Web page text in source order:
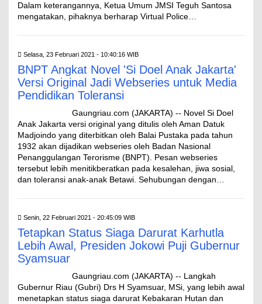
Dalam keterangannya, Ketua Umum JMSI Teguh Santosa
mengatakan, pihaknya berharap Virtual Police…
Selasa, 23 Februari 2021 - 10:40:16 WIB
BNPT Angkat Novel 'Si Doel Anak Jakarta'
Versi Original Jadi Webseries untuk Media
Pendidikan Toleransi
Gaungriau.com (JAKARTA) -- Novel Si Doel
Anak Jakarta versi original yang ditulis oleh Aman Datuk
Madjoindo yang diterbitkan oleh Balai Pustaka pada tahun
1932 akan dijadikan webseries oleh Badan Nasional
Penanggulangan Terorisme (BNPT). Pesan webseries
tersebut lebih menitikberatkan pada kesalehan, jiwa sosial,
dan toleransi anak-anak Betawi. Sehubungan dengan…
Senin, 22 Februari 2021 - 20:45:09 WIB
Tetapkan Status Siaga Darurat Karhutla
Lebih Awal, Presiden Jokowi Puji Gubernur
Syamsuar
Gaungriau.com (JAKARTA) -- Langkah
Gubernur Riau (Gubri) Drs H Syamsuar, MSi, yang lebih awal
menetapkan status siaga darurat Kebakaran Hutan dan